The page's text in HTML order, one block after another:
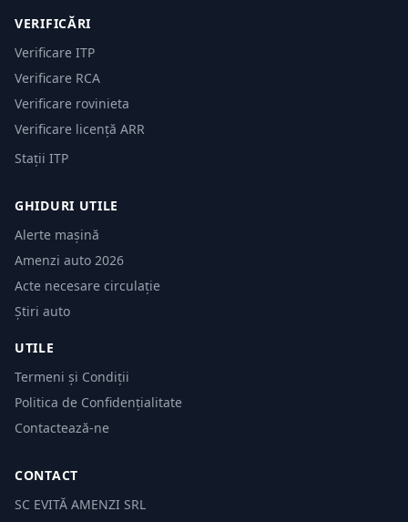
VERIFICĂRI
Verificare ITP
Verificare RCA
Verificare rovinieta
Verificare licență ARR
Stații ITP
GHIDURI UTILE
Alerte mașină
Amenzi auto 2026
Acte necesare circulație
Știri auto
UTILE
Termeni și Condiții
Politica de Confidențialitate
Contactează-ne
CONTACT
SC EVITĂ AMENZI SRL